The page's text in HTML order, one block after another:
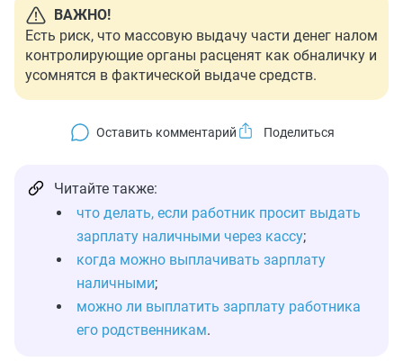
ВАЖНО!
Есть риск, что массовую выдачу части денег налом
контролирующие органы расценят как обналичку и
усомнятся в фактической выдаче средств.
Оставить комментарий
Читайте также:
что делать, если работник просит выдать
зарплату наличными через кассу;
когда можно выплачивать зарплату
наличными;
можно ли выплатить зарплату работника
его родственникам.